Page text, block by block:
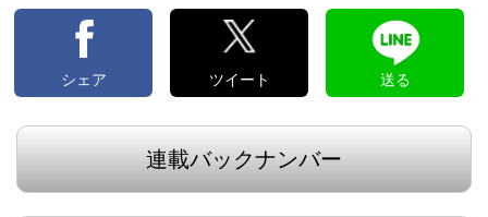
シェア ツイート 送る
連載バックナンバー